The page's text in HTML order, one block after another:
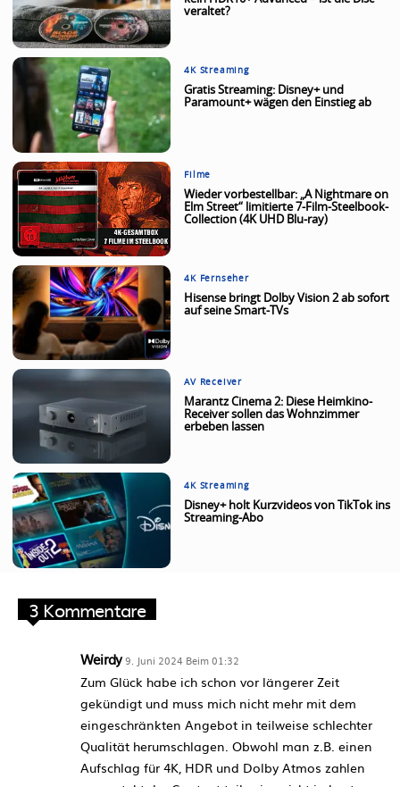
veraltet?
4K Streaming
Gratis Streaming: Disney+ und
Paramount+ wägen den Einstieg ab
Filme
Wieder vorbestellbar: „A Nightmare on
Elm Street“ limitierte 7-Film-Steelbook-
Collection (4K UHD Blu-ray)
4K Fernseher
Hisense bringt Dolby Vision 2 ab sofort
auf seine Smart-TVs
AV Receiver
Marantz Cinema 2: Diese Heimkino-
Receiver sollen das Wohnzimmer
erbeben lassen
4K Streaming
Disney+ holt Kurzvideos von TikTok ins
Streaming-Abo
3 Kommentare
Weirdy 9. Juni 2024 Beim 01:32
Zum Glück habe ich schon vor längerer Zeit
gekündigt und muss mich nicht mehr mit dem
eingeschränkten Angebot in teilweise schlechter
Qualität herumschlagen. Obwohl man z.B. einen
Aufschlag für 4K, HDR und Dolby Atmos zahlen